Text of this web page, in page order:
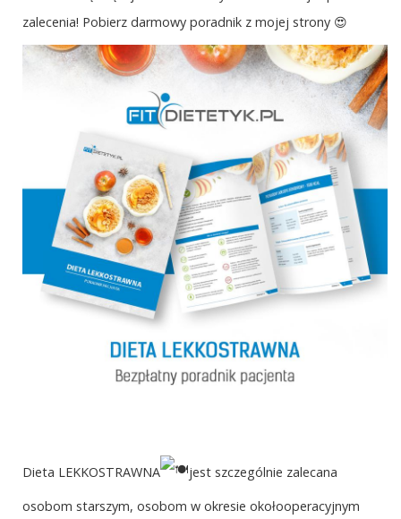
zalecenia! Pobierz darmowy poradnik z mojej strony 😍
Dieta LEKKOSTRAWNA
jest szczególnie zalecana
osobom starszym, osobom w okresie okołooperacyjnym